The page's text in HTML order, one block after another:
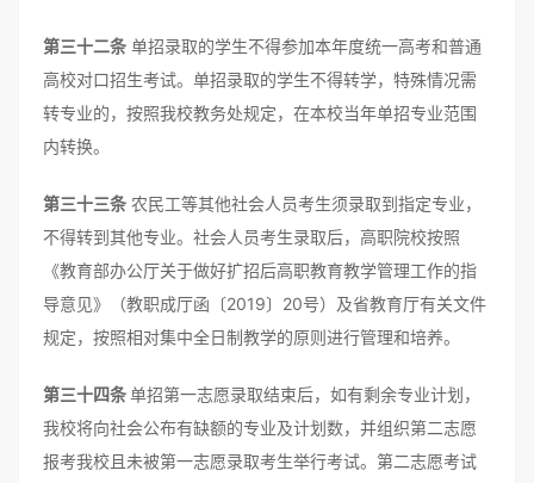
第三十二条 单招录取的学生不得参加本年度统一高考和普通
高校对口招生考试。单招录取的学生不得转学，特殊情况需
转专业的，按照我校教务处规定，在本校当年单招专业范围
内转换。
第三十三条 农民工等其他社会人员考生须录取到指定专业，
不得转到其他专业。社会人员考生录取后，高职院校按照
《教育部办公厅关于做好扩招后高职教育教学管理工作的指
导意见》（教职成厅函〔2019〕20号）及省教育厅有关文件
规定，按照相对集中全日制教学的原则进行管理和培养。
第三十四条单招第一志愿录取结束后，如有剩余专业计划，
我校将向社会公布有缺额的专业及计划数，并组织第二志愿
报考我校且未被第一志愿录取考生举行考试。第二志愿考试